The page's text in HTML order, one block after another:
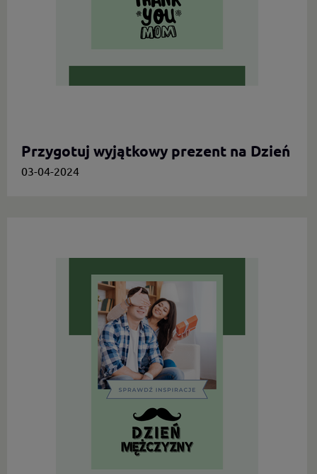
Przygotuj wyjątkowy prezent na Dzień
Mamy.
03-04-2024